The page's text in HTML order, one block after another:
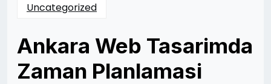
Uncategorized
Ankara Web Tasarimda
Zaman Planlamasi